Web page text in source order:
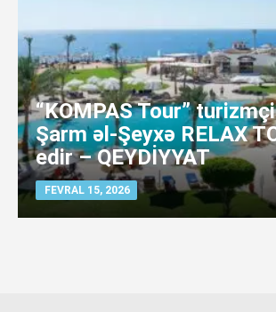
“KOMPAS Tour”
Şarm əl-Şeyxə RELAX
edir – QEYDİYYAT
FEVRAL 15, 2026